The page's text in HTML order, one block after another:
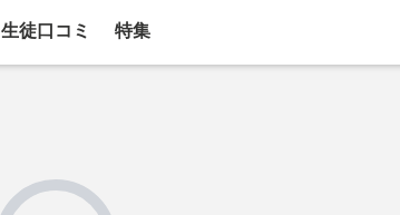
生徒口コミ 特集